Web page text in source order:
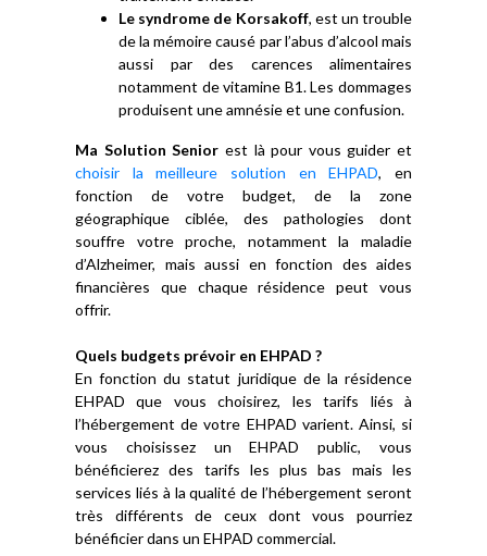
Le syndrome de Korsakoff, est un trouble
de la mémoire causé par l’abus d’alcool mais
aussi par des carences alimentaires
notamment de vitamine B1. Les dommages
produisent une amnésie et une confusion.
Ma Solution Senior est là pour vous guider et
choisir la meilleure solution en EHPAD, en
fonction de votre budget, de la zone
géographique ciblée, des pathologies dont
souffre votre proche, notamment la maladie
d’Alzheimer, mais aussi en fonction des aides
financières que chaque résidence peut vous
offrir.
Quels budgets prévoir en EHPAD ?
En fonction du statut juridique de la résidence
EHPAD que vous choisirez, les tarifs liés à
l’hébergement de votre EHPAD varient. Ainsi, si
vous choisissez un EHPAD public, vous
bénéficierez des tarifs les plus bas mais les
services liés à la qualité de l’hébergement seront
très différents de ceux dont vous pourriez
bénéficier dans un EHPAD commercial.